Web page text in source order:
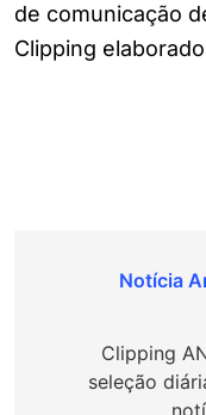
de comunicação
Clipping
Navegação
Post
Clipping
seleção